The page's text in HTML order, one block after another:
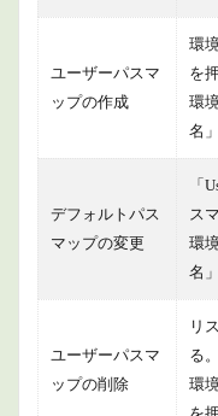
ユーザーパスマ
ップの作成
環
を
環
名
デフォルトパス
マップの変更
「
ス
環
名
ユーザーパスマ
ップの削除
リ
る。
環